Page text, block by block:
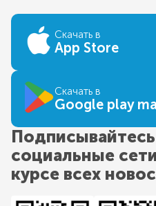
Скачать в
App Store
Скачать в
Google play
социальные
курсе всех